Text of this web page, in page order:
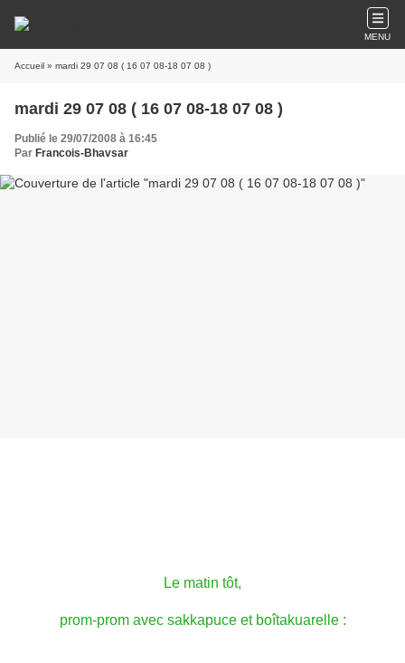
MENU
Accueil » mardi 29 07 08 ( 16 07 08-18 07 08 )
mardi 29 07 08 ( 16 07 08-18 07 08 )
Publié le 29/07/2008 à 16:45
Par Francois-Bhavsar
Le matin tôt,
prom-prom avec sakkapuce et boîtakuarelle :